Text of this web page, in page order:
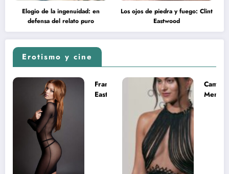
Elogio de la ingenuidad: en
defensa del relato puro
Los ojos de piedra y fuego: Clint
Eastwood
Erotismo y cine
Francesca
Eastwood y
Camila
Mendes